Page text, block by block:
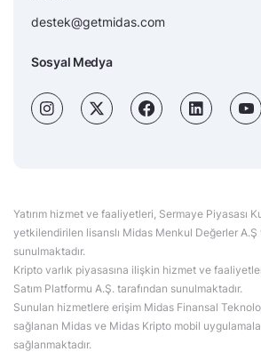
destek@getmidas.com
Sosyal Medya
Yatırım hizmet ve faaliyetleri, Sermaye Piyasası
yetkilendirilen lisanslı Midas Menkul Değerler A.Ş
sunulmaktadır.
Kripto varlık piyasasına ilişkin hizmet ve
Satım Platformu A.Ş. tarafından sunulmaktadır.
Sunulan hizmetlere erişim Midas Finansal
sağlanan Midas ve Midas Kripto mobil
sağlanmaktadır.